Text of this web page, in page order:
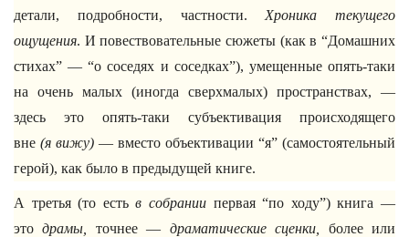
детали, подробности, частности. Хроника текущего
ощущения. И повествовательные сюжеты (как в “Домашних
стихах” — “о соседях и соседках”), умещенные опять-таки
на очень малых (иногда сверхмалых) пространствах, —
здесь это опять-таки субъективация происходящего
вне (я вижу) — вместо объективации “я” (самостоятельный
герой), как было в предыдущей книге.
А третья (то естьв собрании первая “по ходу”) книга —
этодрамы, точнее — драматические сценки,
более или